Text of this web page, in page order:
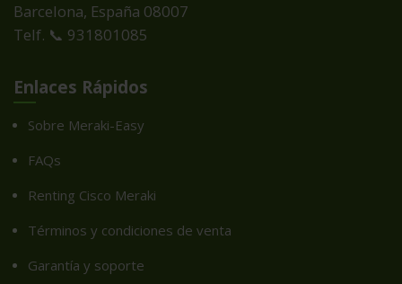
Barcelona, España 08007
Telf. 📞 931801085
Enlaces Rápidos
Sobre Meraki-Easy
FAQs
Renting Cisco Meraki
Términos y condiciones de venta
Garantía y soporte